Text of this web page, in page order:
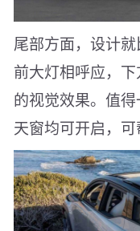
尾部方面，设计
前大灯相呼应，
的视觉效果。值得
天窗均可开启，可